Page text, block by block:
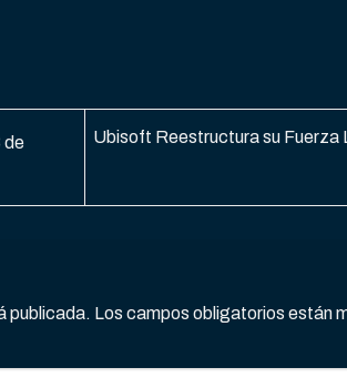
de
Ubisoft Reestructura su Fuerza
publicada. Los campos obligatorios están